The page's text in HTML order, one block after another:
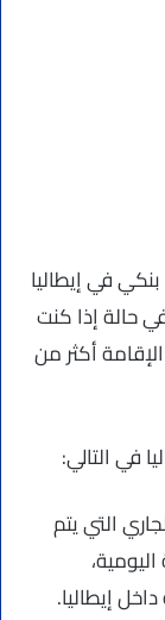
في إيطاليا
عمر الـ 18 عامًا، وفي حالة إذا كنت
أكثر من
في التالي:
التي يتم
إيطاليا.